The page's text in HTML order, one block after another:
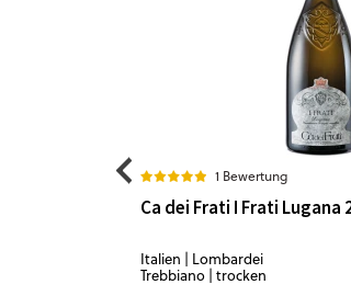
1 Bewertung
Ca dei Frati I Frati Lugana
Italien | Lombardei
Trebbiano | trocken